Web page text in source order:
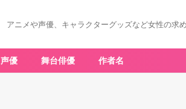
アニメや声優、キャラクターグッズなど女性の求
声優 舞台俳優 作者名